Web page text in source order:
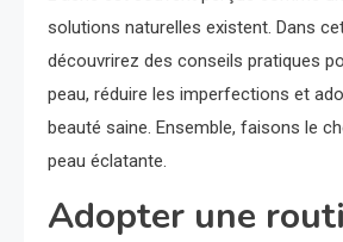
solutions naturelles existent. Dans
découvrirez des conseils pratiques
peau, réduire les imperfections et
beauté saine. Ensemble, faisons le
peau éclatante.
Adopter une